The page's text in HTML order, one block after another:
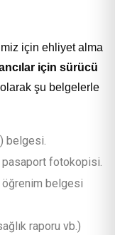
için ehliyet alma
için sürücü
olarak şu belgelerle
belgesi.
pasaport fotokopisi.
öğrenim belgesi
raporu vb.)